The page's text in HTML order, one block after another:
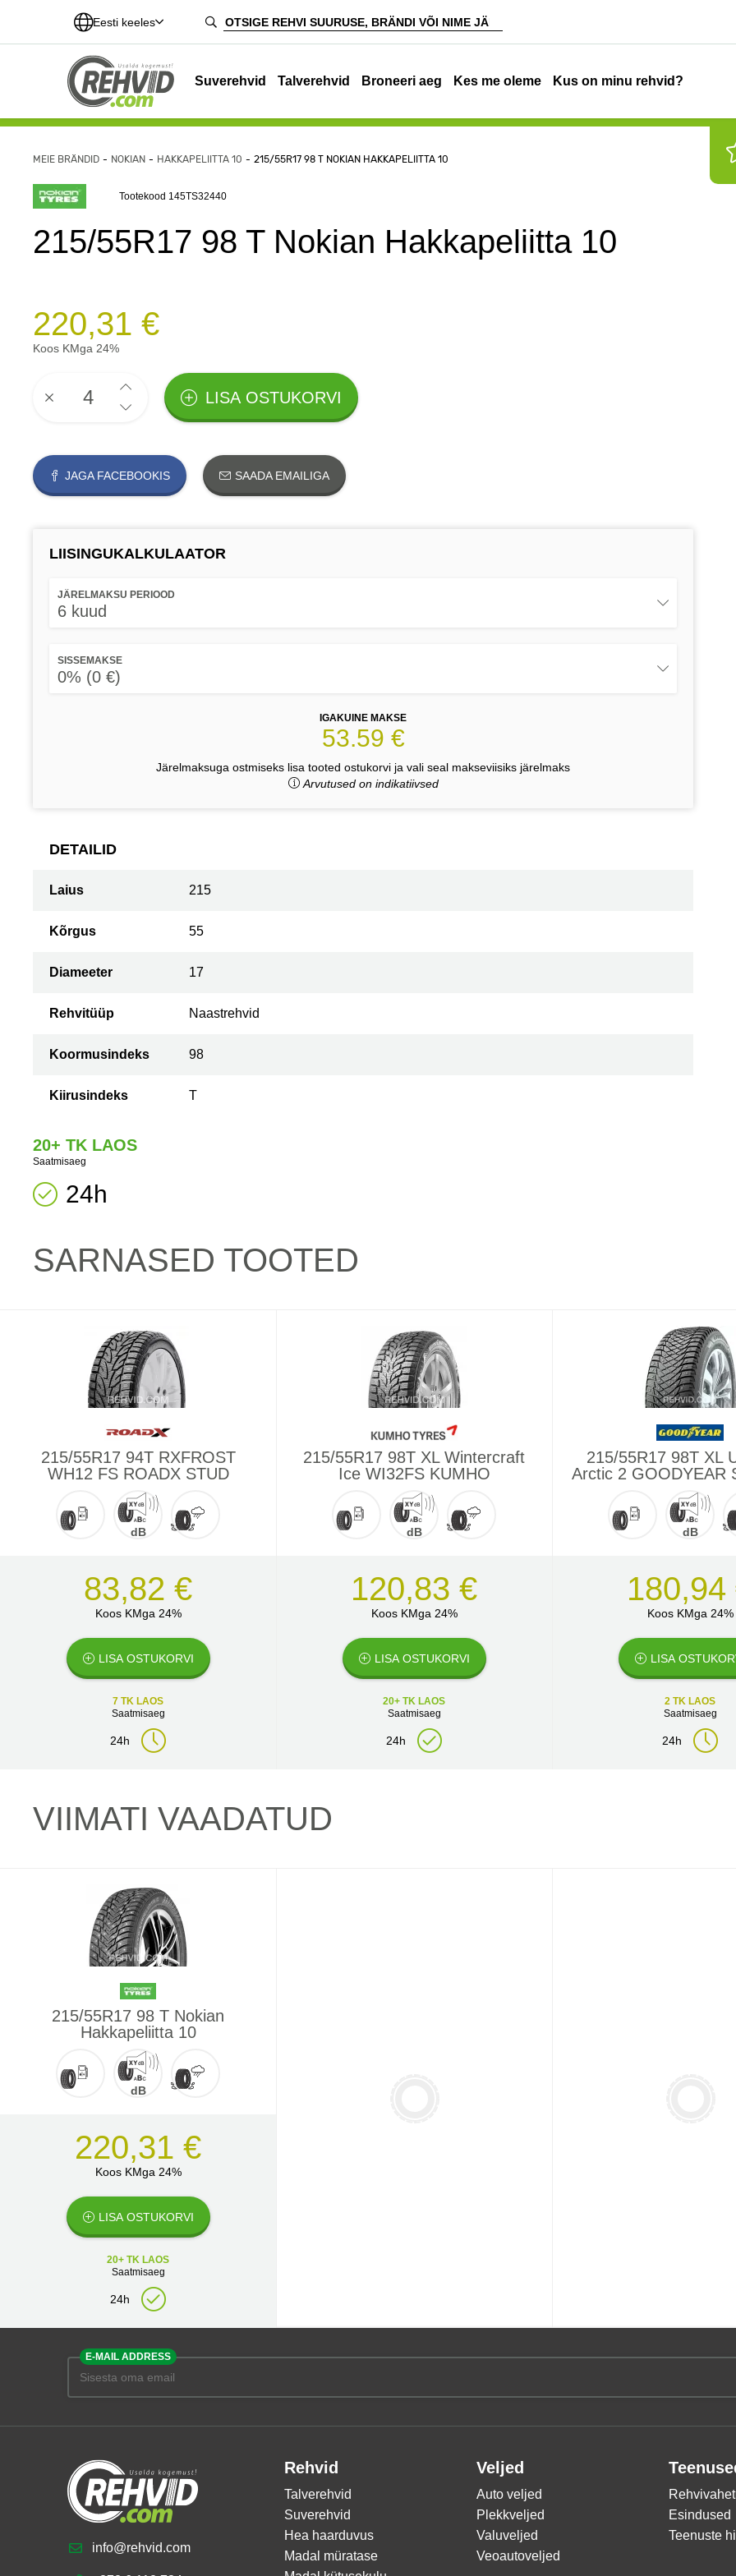
Eesti keeles
Suverehvid Talverehvid Broneeri aeg Kes me oleme Kus on minu rehvid?
MEIE BRÄNDID NOKIAN HAKKAPELIITTA 10 215/55R17 98 T NOKIAN HAKKAPELIITTA 10
Tootekood 145TS32440
215/55R17 98 T Nokian Hakkapeliitta 10
220,31 €
Koos KMga 24%
LISA OSTUKORVI
JAGA FACEBOOKIS SAADA EMAILIGA
LIISINGUKALKULAATOR
JÄRELMAKSU PERIOOD
6 kuud
SISSEMAKSE
0% (0 €)
IGAKUINE MAKSE
53.59 €
Järelmaksuga ostmiseks lisa tooted ostukorvi ja vali seal makseviisiks järelmaks
Arvutused on indikatiivsed
DETAILID
Laius 215
Kõrgus 55
Diameeter 17
Rehvitüüp Naastrehvid
Koormusindeks 98
Kiirusindeks T
20+ TK LAOS
Saatmisaeg
24h
SARNASED TOOTED
215/55R17 94T RXFROST
WH12 FS ROADX STUD
dB
83,82 €
Koos KMga 24%
LISA OSTUKORVI
7 TK LAOS
Saatmisaeg
24h
215/55R17 98T XL Wintercraft
Ice WI32FS KUMHO
dB
120,83 €
Koos KMga 24%
LISA OSTUKORVI
20+ TK LAOS
Saatmisaeg
24h
215/55R17 98T XL
Arctic 2 GOODYEAR
dB
180,94
Koos KMga 24%
LISA
2 TK LAOS
Saatmisaeg
24h
VIIMATI VAADATUD
215/55R17 98 T Nokian
Hakkapeliitta 10
dB
220,31 €
Koos KMga 24%
LISA OSTUKORVI
20+ TK LAOS
Saatmisaeg
24h
E-MAIL ADDRESS
info@rehvid.com
Rehvid
Talverehvid
Suverehvid
Hea haarduvus
Madal müratase
Veljed
Auto veljed
Plekkveljed
Valuveljed
Veoautoveljed
Esindused
Teenuste